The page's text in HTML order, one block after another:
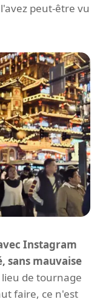
peut-être vu
Instagram
sans mauvaise
de tournage
faire, ce n'est